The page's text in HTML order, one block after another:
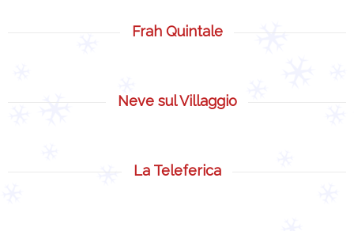
Frah Quintale
Neve sul Villaggio
La Teleferica